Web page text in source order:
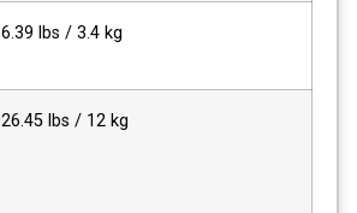
6.39 lbs / 3.4 kg
26.45 lbs / 12 kg